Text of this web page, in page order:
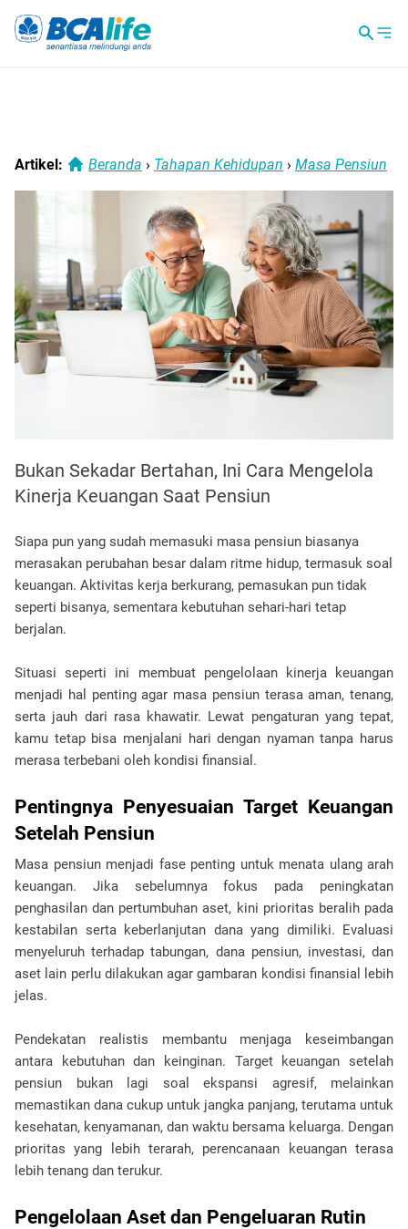
Artikel: Beranda › Tahapan Kehidupan › Masa Pensiun
Bukan Sekadar Bertahan, Ini Cara Mengelola
Kinerja Keuangan Saat Pensiun
Siapa pun yang sudah memasuki masa pensiun biasanya
merasakan perubahan besar dalam ritme hidup, termasuk soal
keuangan. Aktivitas kerja berkurang, pemasukan pun tidak
seperti bisanya, sementara kebutuhan sehari-hari tetap
berjalan.
Situasi seperti ini membuat pengelolaan kinerja keuangan
menjadi hal penting agar masa pensiun terasa aman, tenang,
serta jauh dari rasa khawatir. Lewat pengaturan yang tepat,
kamu tetap bisa menjalani hari dengan nyaman tanpa harus
merasa terbebani oleh kondisi finansial.
Pentingnya Penyesuaian Target Keuangan
Setelah Pensiun
Masa pensiun menjadi fase penting untuk menata ulang arah
keuangan. Jika sebelumnya fokus pada peningkatan
penghasilan dan pertumbuhan aset, kini prioritas beralih pada
kestabilan serta keberlanjutan dana yang dimiliki. Evaluasi
menyeluruh terhadap tabungan, dana pensiun, investasi, dan
aset lain perlu dilakukan agar gambaran kondisi finansial lebih
jelas.
Pendekatan realistis membantu menjaga keseimbangan
antara kebutuhan dan keinginan. Target keuangan setelah
pensiun bukan lagi soal ekspansi agresif, melainkan
memastikan dana cukup untuk jangka panjang, terutama untuk
kesehatan, kenyamanan, dan waktu bersama keluarga. Dengan
prioritas yang lebih terarah, perencanaan keuangan terasa
lebih tenang dan terukur.
Pengelolaan Aset dan Pengeluaran Rutin